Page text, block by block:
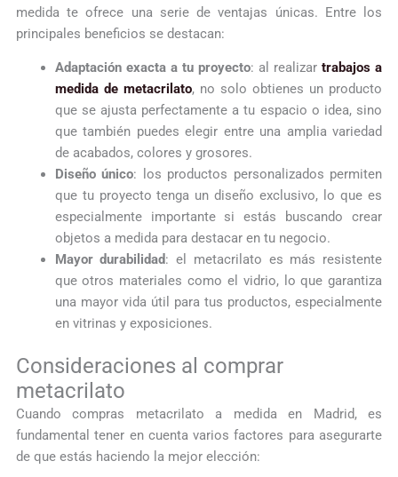
medida te ofrece una serie de ventajas únicas. Entre los
principales beneficios se destacan:
Adaptación exacta a tu proyecto: al realizartrabajos a
medida de metacrilato, no solo obtienes un producto
que se ajusta perfectamente a tu espacio o idea, sino
que también puedes elegir entre una amplia variedad
de acabados, colores y grosores.
Diseño único: los productos personalizados permiten
que tu proyecto tenga un diseño exclusivo, lo que es
especialmente importante si estás buscando crear
objetos a medida para destacar en tu negocio.
Mayor durabilidad: el metacrilato es más resistente
que otros materiales como el vidrio, lo que garantiza
una mayor vida útil para tus productos, especialmente
en vitrinas y exposiciones.
Consideraciones al comprar
metacrilato
Cuando compras metacrilato a medida en Madrid, es
fundamental tener en cuenta varios factores para asegurarte
de que estás haciendo la mejor elección: